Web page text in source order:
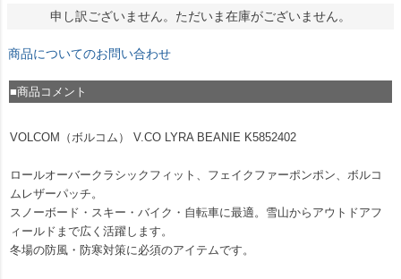
申し訳ございません。ただいま在庫がございません。
商品についてのお問い合わせ
■商品コメント
VOLCOM（ボルコム） V.CO LYRA BEANIE K5852402
ロールオーバークラシックフィット、フェイクファーポンポン、ボルコ
ムレザーパッチ。
スノーボード・スキー・バイク・自転車に最適。雪山からアウトドアフ
ィールドまで広く活躍します。
冬場の防風・防寒対策に必須のアイテムです。